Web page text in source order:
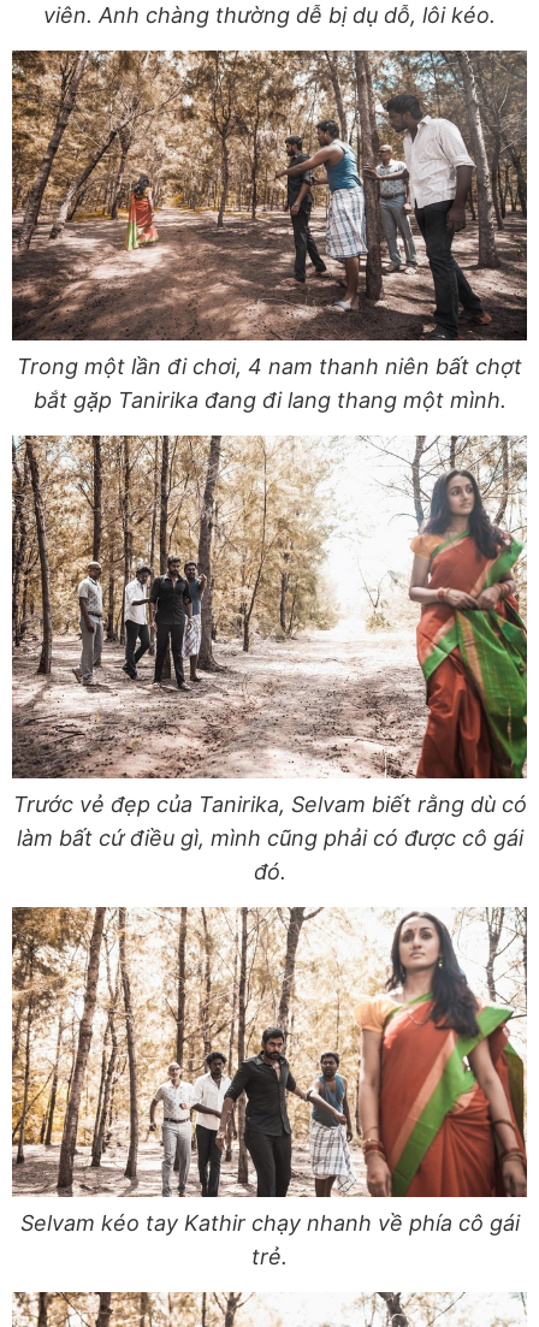
viên. Anh chàng thường dễ bị dụ dỗ, lôi kéo.
Trong một lần đi chơi, 4 nam thanh niên bất chợt
bắt gặp Tanirika đang đi lang thang một mình.
Trước vẻ đẹp của Tanirika, Selvam biết rằng dù có
làm bất cứ điều gì, mình cũng phải có được cô gái
đó.
Selvam kéo tay Kathir chạy nhanh về phía cô gái
trẻ.